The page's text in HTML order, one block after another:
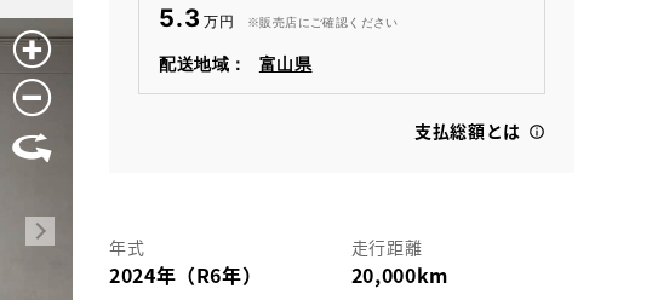
5.3 ※販売店にご確認ください
配送地域： 富山県
支払総額とは
年式
2024年（R6年）
走行距離
20,000km